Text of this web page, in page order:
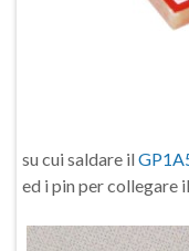
su cui saldare il
ed i pin per collegare